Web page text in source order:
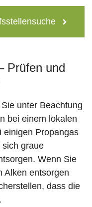
Prüfen und
unter Beachtung
bei einem lokalen
einigen Propangas
sich graue
Wenn Sie
Alken entsorgen
dass die